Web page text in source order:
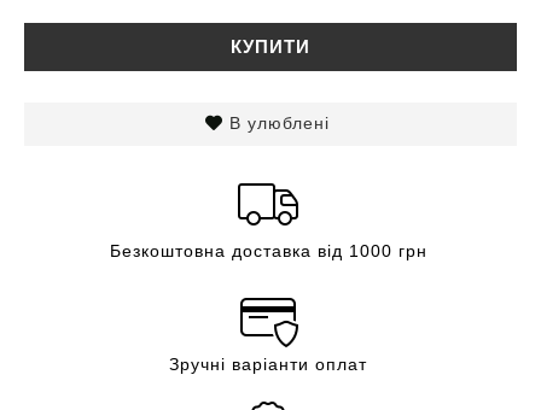
КУПИТИ
В улюблені
Безкоштовна доставка від 1000 грн
Зручні варіанти оплат